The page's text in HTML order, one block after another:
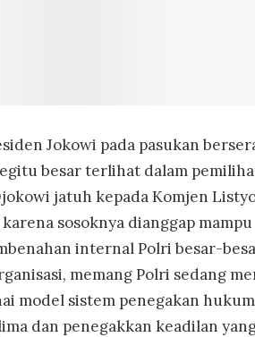
Jokowi pada pasukan
besar terlihat dalam
jatuh kepada Komjen
sosoknya dianggap mampu
internal Polri besar-
memang Polri sedang
model sistem penegakan
dan penegakkan keadilan